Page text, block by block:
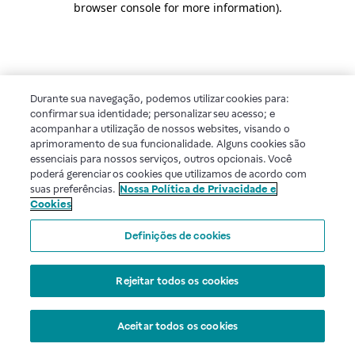
browser console for more information).
Durante sua navegação, podemos utilizar cookies para:
confirmar sua identidade; personalizar seu acesso; e
acompanhar a utilização de nossos websites, visando o
aprimoramento de sua funcionalidade. Alguns cookies são
essenciais para nossos serviços, outros opcionais. Você
poderá gerenciar os cookies que utilizamos de acordo com
suas preferências. Nossa Política de Privacidade e
Cookies
Definições de cookies
Rejeitar todos os cookies
Aceitar todos os cookies